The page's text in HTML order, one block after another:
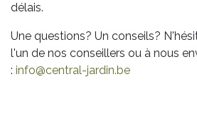
délais.
Une questions? Un conseils?
l'un de nos conseillers ou à nous
: info@central-jardin.be